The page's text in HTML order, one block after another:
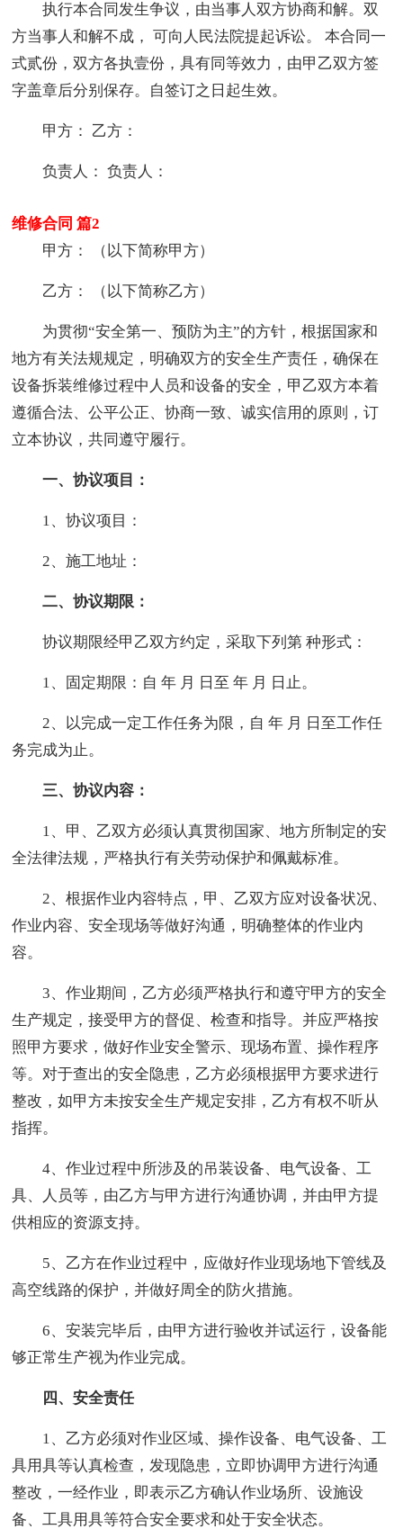
执行本合同发生争议，由当事人双方协商和解。双
方当事人和解不成， 可向人民法院提起诉讼。 本合同一
式贰份，双方各执壹份，具有同等效力，由甲乙双方签
字盖章后分别保存。自签订之日起生效。
甲方： 乙方：
负责人： 负责人：
维修合同 篇2
甲方： （以下简称甲方）
乙方： （以下简称乙方）
为贯彻“安全第一、预防为主”的方针，根据国家和
地方有关法规规定，明确双方的安全生产责任，确保在
设备拆装维修过程中人员和设备的安全，甲乙双方本着
遵循合法、公平公正、协商一致、诚实信用的原则，订
立本协议，共同遵守履行。
一、协议项目：
1、协议项目：
2、施工地址：
二、协议期限：
协议期限经甲乙双方约定，采取下列第 种形式：
1、固定期限：自 年 月 日至 年 月 日止。
2、以完成一定工作任务为限，自 年 月 日至工作任
务完成为止。
三、协议内容：
1、甲、乙双方必须认真贯彻国家、地方所制定的安
全法律法规，严格执行有关劳动保护和佩戴标准。
2、根据作业内容特点，甲、乙双方应对设备状况、
作业内容、安全现场等做好沟通，明确整体的作业内
容。
3、作业期间，乙方必须严格执行和遵守甲方的安全
生产规定，接受甲方的督促、检查和指导。并应严格按
照甲方要求，做好作业安全警示、现场布置、操作程序
等。对于查出的安全隐患，乙方必须根据甲方要求进行
整改，如甲方未按安全生产规定安排，乙方有权不听从
指挥。
4、作业过程中所涉及的吊装设备、电气设备、工
具、人员等，由乙方与甲方进行沟通协调，并由甲方提
供相应的资源支持。
5、乙方在作业过程中，应做好作业现场地下管线及
高空线路的保护，并做好周全的防火措施。
6、安装完毕后，由甲方进行验收并试运行，设备能
够正常生产视为作业完成。
四、安全责任
1、乙方必须对作业区域、操作设备、电气设备、工
具用具等认真检查，发现隐患，立即协调甲方进行沟通
整改，一经作业，即表示乙方确认作业场所、设施设
备、工具用具等符合安全要求和处于安全状态。